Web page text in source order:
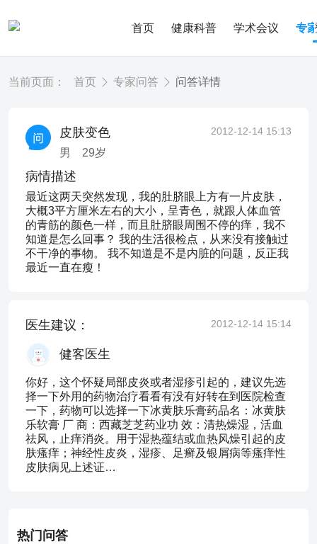
首页 健康科普 学术会议 专
当前页面： 首页 专家问答 问答详情
皮肤变色
男 29岁
2012-12-14 15:13
病情描述
最近这两天突然发现，我的肚脐眼上方有一片皮肤，
大概3平方厘米左右的大小，呈青色，就跟人体血管
的青筋的颜色一样，而且肚脐眼周围不停的痒，我不
知道是怎么回事？ 我的生活很检点，从来没有接触过
不干净的事物。 我不知道是不是内脏的问题，反正我
最近一直在瘦！
医生建议： 2012-12-14 15:14
健客医生
你好，这个怀疑局部皮炎或者湿疹引起的，建议先选
择一下外用的药物治疗看看有没有好转在到医院检查
一下，药物可以选择一下冰黄肤乐膏药品名：冰黄肤
乐软膏 厂 商：西藏芝芝药业功 效：清热燥湿，活血
祛风，止痒消炎。用于湿热蕴结或血热风燥引起的皮
肤瘙痒；神经性皮炎，湿疹、足癣及银屑病等瘙痒性
皮肤病见上述证…
热门问答